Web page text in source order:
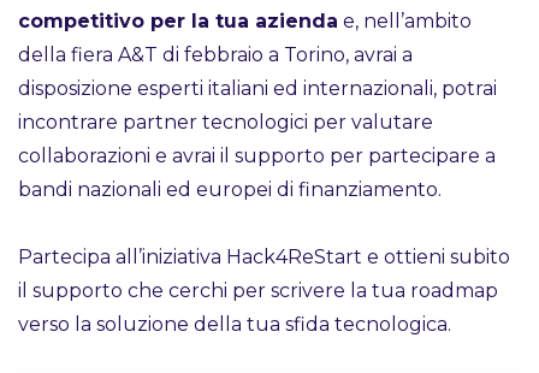
competitivo per la tua azienda e, nell’ambito
della fiera A&T di febbraio a Torino, avrai a
disposizione esperti italiani ed internazionali, potrai
incontrare partner tecnologici per valutare
collaborazioni e avrai il supporto per partecipare a
bandi nazionali ed europei di finanziamento.
Partecipa all’iniziativa Hack4ReStart e ottieni subito
il supporto che cerchi per scrivere la tua roadmap
verso la soluzione della tua sfida tecnologica.